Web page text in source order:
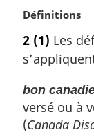
g
i
n
a
e
:
N
t
e
a
r
g
Définitions
2 (1) Les
bon
versé ou à
(Canada